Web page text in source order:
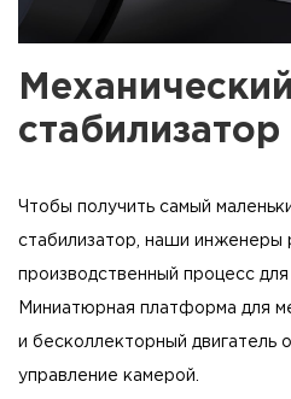
Механический
стабилизатор
Чтобы получить самый
стабилизатор, наши инженеры
производственный процесс
Миниатюрная платформа для
и бесколлекторный двигатель
управление камерой.